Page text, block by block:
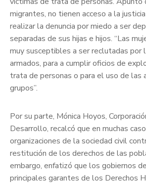
migrantes, no tienen acceso a la
realizar la denuncia por miedo a ser
separadas de sus hijas e hijos. “Las
muy susceptibles a ser reclutadas por
armados, para a cumplir oficios de
trata de personas o para el uso de las
grupos”.
Por su parte, Mónica Hoyos,
Desarrollo, recalcó que en muchas
organizaciones de la sociedad civil
restitución de los derechos de las
embargo, enfatizó que los gobiernos
principales garantes de los Derechos